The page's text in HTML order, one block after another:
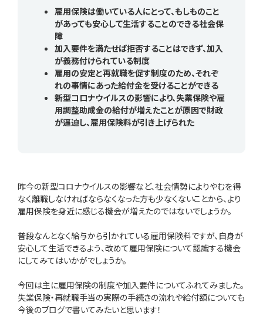
雇用保険は働いている人にとって、もしものこと
があっても安心して生活することのできる社会保
障
加入要件を満たせば拒否することはできず、加入
が義務付けられている制度
雇用の安定と再就職を促す制度のため、それぞ
れの事情にあった給付金を受けることができる
新型コロナウイルスの影響により、失業保険や雇
用調整助成金の給付が増えたことが原因で財政
が逼迫し、雇用保険料が引き上げられた
昨今の新型コロナウイルスの影響など、社会情勢によりやむを得
なく離職しなければならなくなった方も少なくないことから、より
雇用保険を身近に感じる機会が増えたのではないでしょうか。
普段なんとなく給与から引かれている雇用保険料ですが、自身が
安心して生活できるよう、改めて雇用保険について認識する機会
にしてみてはいかがでしょうか。
今回は主に雇用保険の制度や加入要件についてふれてみました。
失業保険・再就職手当の実際の手続きの流れや給付額についても
今後のブログで書いてみたいと思います！